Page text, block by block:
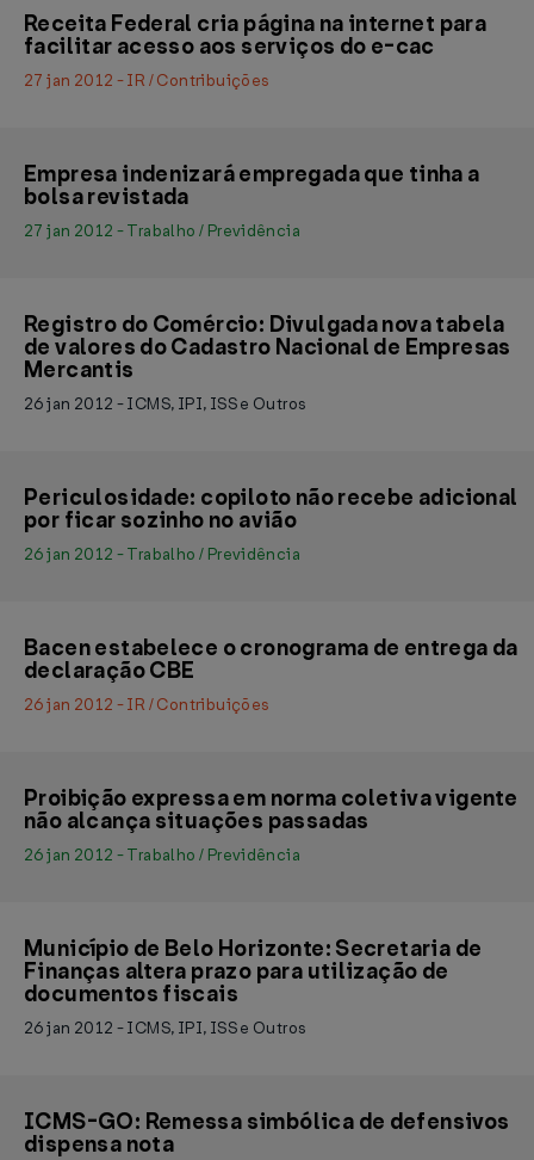
Receita Federal cria página na internet para
facilitar acesso aos serviços do e-cac
27 jan 2012 - IR / Contribuições
Empresa indenizará empregada que tinha a
bolsa revistada
27 jan 2012 - Trabalho / Previdência
Registro do Comércio: Divulgada nova tabela
de valores do Cadastro Nacional de Empresas
Mercantis
26 jan 2012 - ICMS, IPI, ISS e Outros
Periculosidade: copiloto não recebe adicional
por ficar sozinho no avião
26 jan 2012 - Trabalho / Previdência
Bacen estabelece o cronograma de entrega da
declaração CBE
26 jan 2012 - IR / Contribuições
Proibição expressa em norma coletiva vigente
não alcança situações passadas
26 jan 2012 - Trabalho / Previdência
Município de Belo Horizonte: Secretaria de
Finanças altera prazo para utilização de
documentos fiscais
26 jan 2012 - ICMS, IPI, ISS e Outros
ICMS-GO: Remessa simbólica de defensivos
dispensa nota